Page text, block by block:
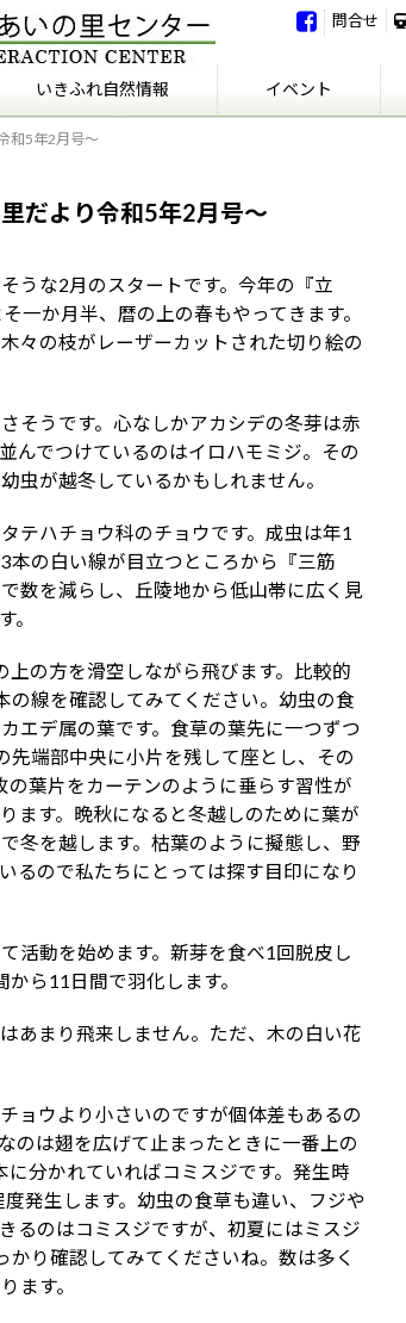
問合せ
いきふれ自然情報
いきふれ自然情報
いきふれの会
イベント
和5年2月号～
だより令和5年2月号～
うな2月のスタートです。今年の『立
一か月半、暦の上の春もやってきます。
々の枝がレーザーカットされた切り絵の
そうです。心なしかアカシデの冬芽は赤
んでつけているのはイロハモミジ。その
虫が越冬しているかもしれません。
テハチョウ科のチョウです。成虫は年1
本の白い線が目立つところから『三筋
数を減らし、丘陵地から低山帯に広く見
。
の方を滑空しながら飛びます。比較的
の線を確認してみてください。幼虫の食
エデ属の葉です。食草の葉先に一つずつ
端部中央に小片を残して座とし、その
葉片をカーテンのように垂らす習性が
ます。晩秋になると冬越しのために葉が
冬を越します。枯葉のように擬態し、野
るので私たちにとっては探す目印になり
活動を始めます。新芽を食べ1回脱皮し
ら11日間で羽化します。
あまり飛来しません。ただ、木の白い花
ョウより小さいのですが個体差もあるの
のは翅を広げて止まったときに一番上の
分かれていればコミスジです。発生時
発生します。幼虫の食草も違い、フジや
るのはコミスジですが、初夏にはミスジ
り確認してみてくださいね。数は多く
ます。